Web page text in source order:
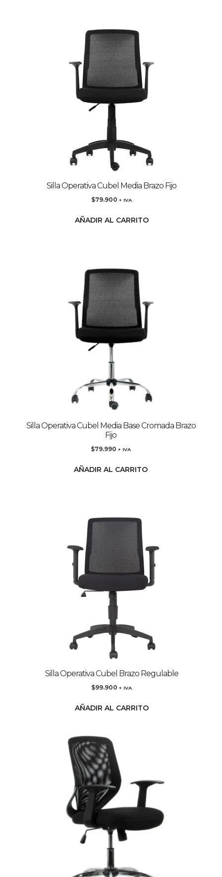
Silla Operativa Cubel Media Brazo Fijo
$79.900 + IVA
AÑADIR AL CARRITO
Silla Operativa Cubel Media Base Cromada Brazo
Fijo
$79.990 + IVA
AÑADIR AL CARRITO
Silla Operativa Cubel Brazo Regulable
$99.900 + IVA
AÑADIR AL CARRITO